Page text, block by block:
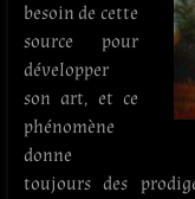
besoin de cette
source pour
développer
son art, et ce
phénomène
donne
toujours des